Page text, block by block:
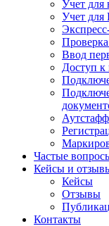
Учет для
Учет
Ввод
Доступ к
Частые
Кейсы и
Кейсы
Отзывы
Контакты